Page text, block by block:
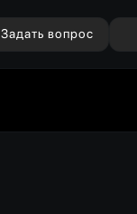
Задать вопрос